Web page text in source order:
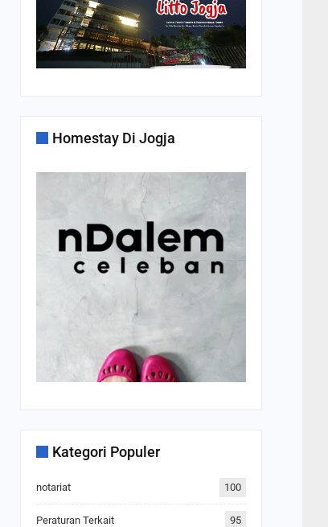
Homestay Di Jogja
Kategori Populer
notariat 100
Peraturan Terkait 95